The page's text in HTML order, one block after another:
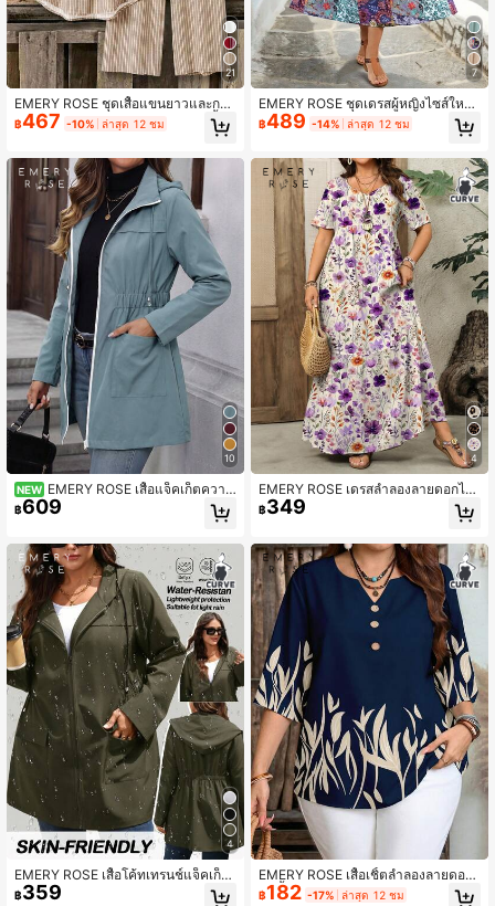
21
EMERY ROSE ชุดเสื้อแขนยาวและกาง
เกงลำลองสำหรับผู้หญิงไซส์ใหญ่ 2 ชิ้น,
ชุดลายทางสำหรับผู้หญิง, ชุดลำลองสำ
฿467 -10% ล่าสุด 12 ชม
10
NEW EMERY ROSE เสื้อแจ็คเก็ตความ
ยาวปานกลาง มีกระเป๋าซิปสีตัดกัน รัดเ
อว เหมาะสำหรับสวมใส่ในฤดูใบไม้ร่ว
฿609
4
EMERY ROSE เสื้อโค้ทเทรนช์แจ็คเก็ต
มีฮู้ดบางสีดำเอวเข้ารูปสำหรับผู้หญิงไซ
฿359
7
EMERY ROSE ชุดเดรสผู้หญิงไซส์ใหญ่
ลายพิมพ์แพตช์เวิร์กวินเทจ ดีไซน์กระดุ
ม
฿489 -14% ล่าสุด 12 ชม
4
EMERY ROSE เดรสลำลองลายดอกไม้
สีม่วง, เหมาะสำหรับฤดูร้อน
฿349
EMERY ROSE เสื้อเชิ้ตลำลองลายดอกไ
ม้สีน้ำเงินกรมท่าหรูหรา เหมาะสำหรับฤ
฿182 -17% ล่าสุด 12 ชม